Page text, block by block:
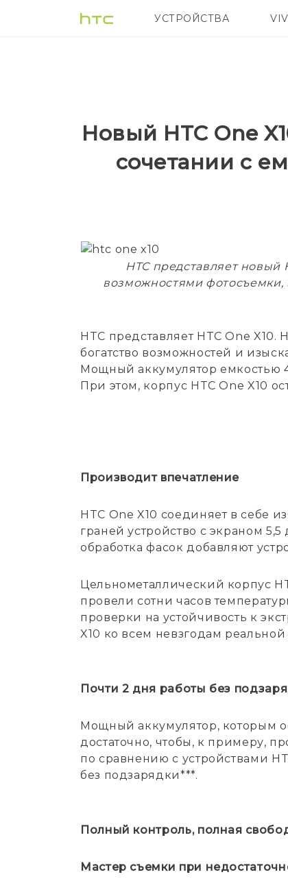
УСТРОЙСТВА
5G
Новый HTC One
сочетании с
HTC представляет
возможностями фотосъемки,
HTC представляет HTC One
богатство возможностей и
Мощный аккумулятор емкостью
При этом, корпус HTC One X10
Производит впечатление
HTC One X10 соединяет в себе
граней устройство с экраном
обработка фасок добавляют
Цельнометаллический корпус
провели сотни часов
проверки на устойчивость к
X10 ко всем невзгодам
Почти 2 дня работы без
Мощный аккумулятор, которым
достаточно, чтобы, к примеру,
по сравнению с устройствами
без подзарядки***.
Полный контроль, полная
Мастер съемки при